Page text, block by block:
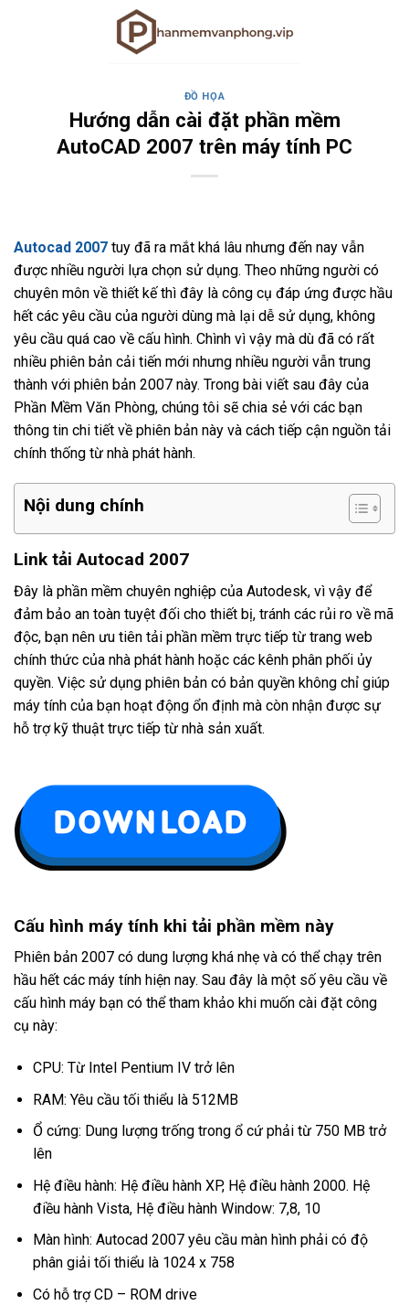
ĐỒ HỌA
Hướng dẫn cài đặt phần mềm
AutoCAD 2007 trên máy tính PC
Autocad 2007 tuy đã ra mắt khá lâu nhưng đến nay vẫn
được nhiều người lựa chọn sử dụng. Theo những người có
chuyên môn về thiết kế thì đây là công cụ đáp ứng được hầu
hết các yêu cầu của người dùng mà lại dễ sử dụng, không
yêu cầu quá cao về cấu hình. Chình vì vậy mà dù đã có rất
nhiều phiên bản cải tiến mới nhưng nhiều người vẫn trung
thành với phiên bản 2007 này. Trong bài viết sau đây của
Phần Mềm Văn Phòng, chúng tôi sẽ chia sẻ với các bạn
thông tin chi tiết về phiên bản này và cách tiếp cận nguồn tải
chính thống từ nhà phát hành.
Nội dung chính
Link tải Autocad 2007
Đây là phần mềm chuyên nghiệp của Autodesk, vì vậy để
đảm bảo an toàn tuyệt đối cho thiết bị, tránh các rủi ro về mã
độc, bạn nên ưu tiên tải phần mềm trực tiếp từ trang web
chính thức của nhà phát hành hoặc các kênh phân phối ủy
quyền. Việc sử dụng phiên bản có bản quyền không chỉ giúp
máy tính của bạn hoạt động ổn định mà còn nhận được sự
hỗ trợ kỹ thuật trực tiếp từ nhà sản xuất.
Cấu hình máy tính khi tải phần mềm này
Phiên bản 2007 có dung lượng khá nhẹ và có thể chạy trên
hầu hết các máy tính hiện nay. Sau đây là một số yêu cầu về
cấu hình máy bạn có thể tham khảo khi muốn cài đặt công
cụ này:
CPU: Từ Intel Pentium IV trở lên
RAM: Yêu cầu tối thiểu là 512MB
Ổ cứng: Dung lượng trống trong ổ cứ phải từ 750 MB trở
lên
Hệ điều hành: Hệ điều hành XP, Hệ điều hành 2000. Hệ
điều hành Vista, Hệ điều hành Window: 7,8, 10
Màn hình: Autocad 2007 yêu cầu màn hình phải có độ
phân giải tối thiểu là 1024 x 758
Có hỗ trợ CD – ROM drive